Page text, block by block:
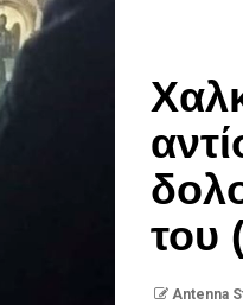
του
Antenna